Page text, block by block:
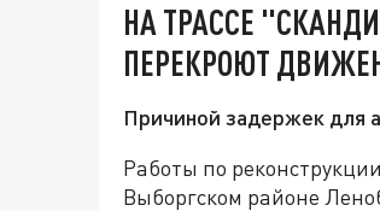
НА ТРАССЕ
ПЕРЕКРОЮТ
Причиной задержек для
Работы по
Выборгском районе